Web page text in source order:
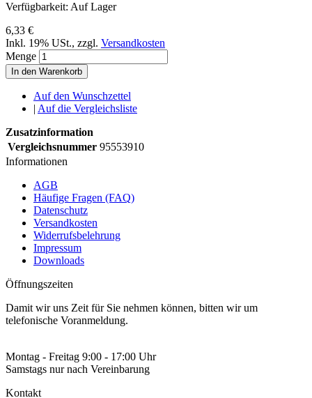
Verfügbarkeit: Auf Lager
6,33 €
Inkl. 19% USt., zzgl. Versandkosten
Menge
In den Warenkorb
Auf den Wunschzettel
| Auf die Vergleichsliste
Zusatzinformation
Vergleichsnummer 95553910
Informationen
AGB
Häufige Fragen (FAQ)
Datenschutz
Versandkosten
Widerrufsbelehrung
Impressum
Downloads
Öffnungszeiten
Damit wir uns Zeit für Sie nehmen können, bitten wir um
telefonische Voranmeldung.
Montag - Freitag 9:00 - 17:00 Uhr
Samstags nur nach Vereinbarung
Kontakt